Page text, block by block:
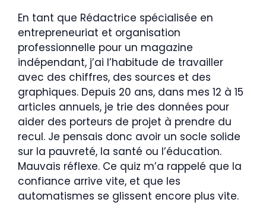
En tant que Rédactrice spécialisée en
entrepreneuriat et organisation
professionnelle pour un magazine
indépendant, j’ai l’habitude de travailler
avec des chiffres, des sources et des
graphiques. Depuis 20 ans, dans mes 12 à 15
articles annuels, je trie des données pour
aider des porteurs de projet à prendre du
recul. Je pensais donc avoir un socle solide
sur la pauvreté, la santé ou l’éducation.
Mauvais réflexe. Ce quiz m’a rappelé que la
confiance arrive vite, et que les
automatismes se glissent encore plus vite.